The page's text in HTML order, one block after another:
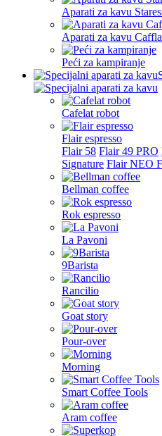
Aparati za kavu
Aparati za kavu
Peći za kampiranje
Cafelat robot
Flair espresso
Flair 58 Flair 49 PRO
Signature Flair NEO
Bellman coffee
Rok espresso
La Pavoni
9Barista
Rancilio
Goat story
Pour-over
Morning
Smart Coffee Tools
Aram coffee